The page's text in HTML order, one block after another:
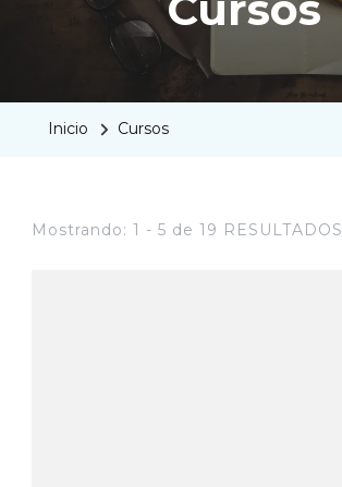
Inicio Cursos
Mostrando: 1 - 5 de 19 RESULTADOS